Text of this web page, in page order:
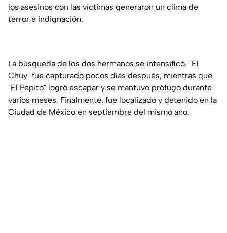
los asesinos con las víctimas generaron un clima de
terror e indignación.
La búsqueda de los dos hermanos se intensificó. "El
Chuy" fue capturado pocos días después, mientras que
"El Pepito" logró escapar y se mantuvo prófugo durante
varios meses. Finalmente, fue localizado y detenido en la
Ciudad de México en septiembre del mismo año.